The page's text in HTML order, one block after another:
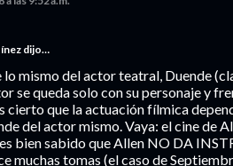
dijo…
mismo del actor teatral, Duende
se queda solo con su personaje y
cierto que la actuación fílmica
del actor mismo. Vaya: el cine de
bien sabido que Allen NO DA
muchas tomas (el caso de